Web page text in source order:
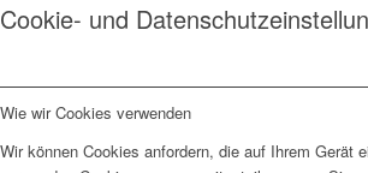
Cookie- und
Wie wir Cookies verwenden
Wir können Cookies anfordern, die auf Ihrem Gerät